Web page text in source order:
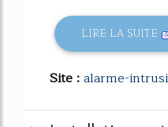
LIRE LA SUITE
Site :alarme-